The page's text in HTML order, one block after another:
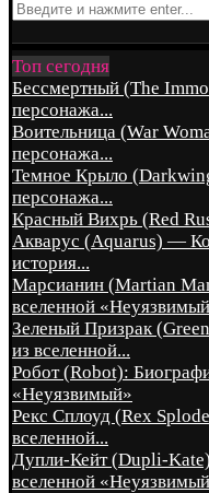
Топ сегодня
Бессмертный (The
персонажа...
Воительница (War
персонажа...
Темное Крыло
персонажа...
Красный Вихрь (Red
Акварус (Aquarus) —
история...
Марсианин (Martian
вселенной
Зеленый Призрак
из вселенной...
Робот (Robot):
«Неуязвимый»
Рекс Сплоуд (Rex
вселенной...
Дупли-Кейт (Dupli-
вселенной